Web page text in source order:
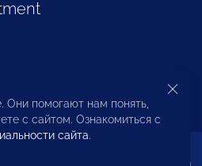
Rights Protection
Они помогают нам понять,
с сайтом. Ознакомиться с
сайта.